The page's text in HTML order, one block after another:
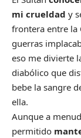
mi crueldad y
frontera entre la
guerras
eso me divierte
diabólico que
bebe la sangre
ella.
Aunque a
permitido